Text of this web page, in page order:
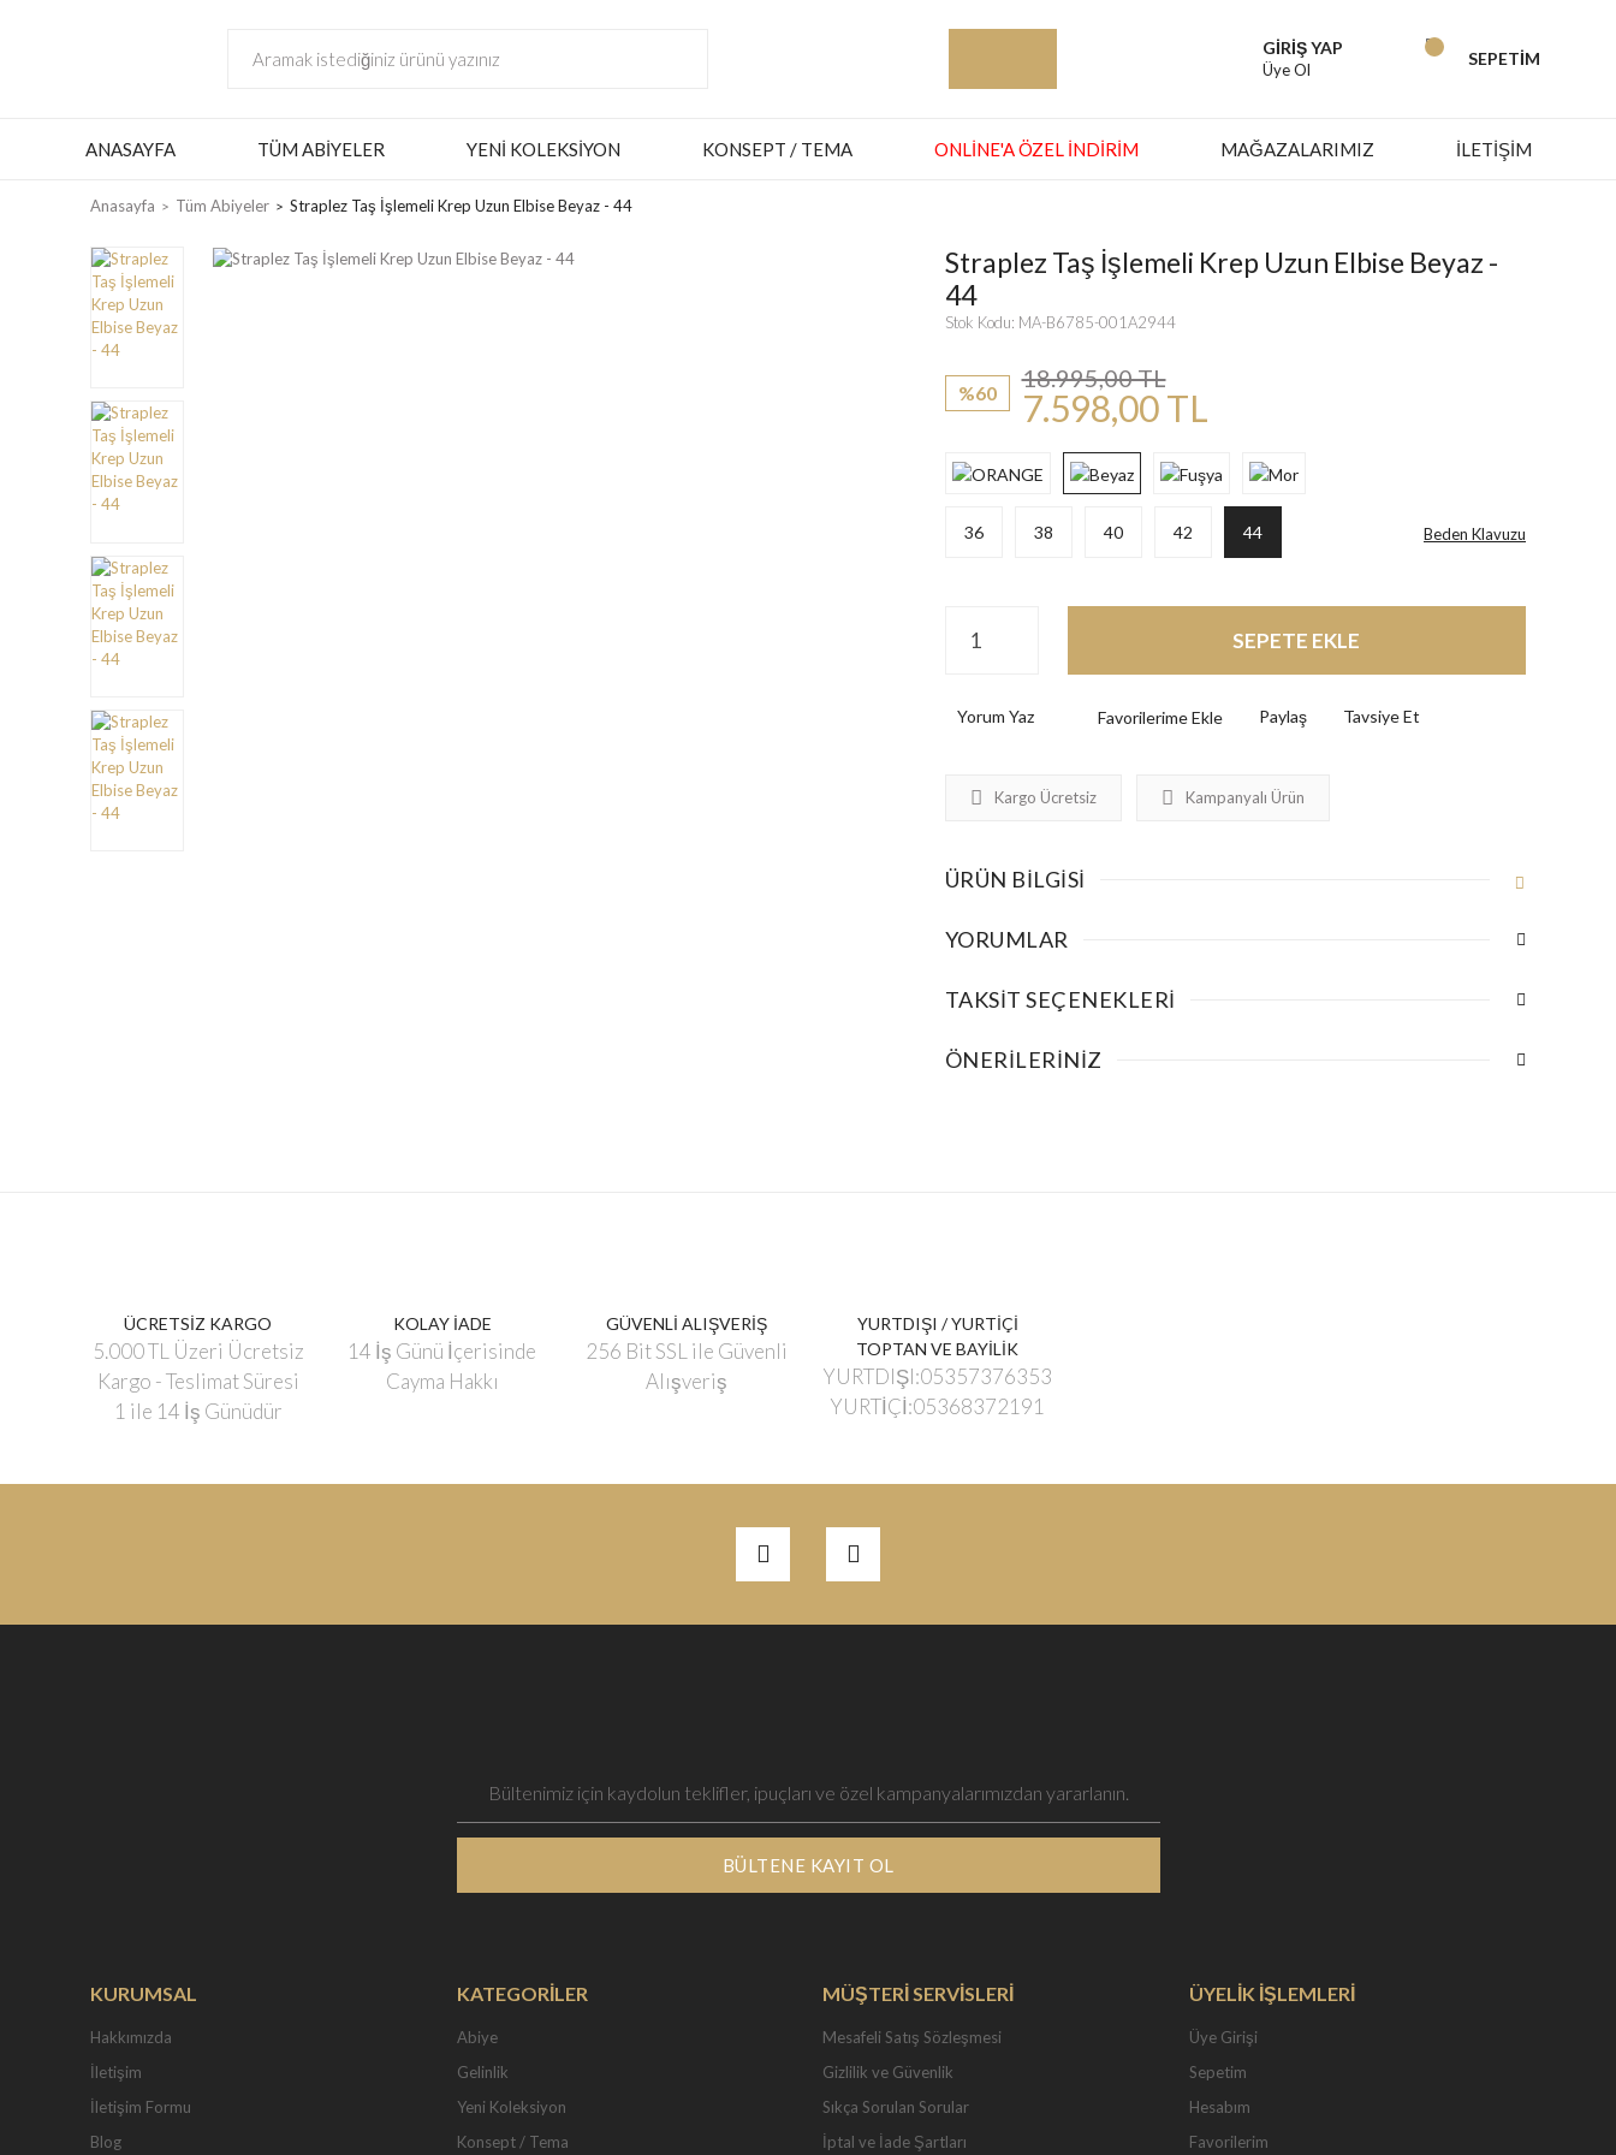
GİRİŞ YAP
Üye Ol
SEPETİM
ANASAYFA TÜM ABIYELER YENI KOLEKSIYON KONSEPT / TEMA ONLINE'A ÖZEL İNDIRIM MAĞAZALARIMIZ İLETİŞİM
Anasayfa Tüm Abiyeler Straplez Taş İşlemeli Krep Uzun Elbise Beyaz - 44
Straplez Taş İşlemeli Krep Uzun Elbise Beyaz -
44
Stok Kodu: MA-B6785-001A2944
%60
18.995,00 TL
7.598,00 TL
36 38 40 42 44 Beden Klavuzu
SEPETE EKLE
Yorum Yaz Paylaş Tavsiye Et
Kargo Ücretsiz Kampanyalı Ürün
ÜRÜN BILGISI
YORUMLAR
TAKSIT SEÇENEKLERI
ÖNERILERINIZ
ÜCRETSİZ KARGO
5.000 TL Üzeri Ücretsiz
Kargo - Teslimat Süresi
1 ile 14 İş Günüdür
KOLAY İADE
14 İş Günü İçerisinde
Cayma Hakkı
GÜVENLİ ALIŞVERİŞ
256 Bit SSL ile Güvenli
Alışveriş
YURTDIŞI / YURTİÇİ
TOPTAN VE BAYİLİK
YURTDIŞI:05357376353
YURTİÇİ:05368372191
BÜLTENE KAYIT OL
KURUMSAL
Hakkımızda
İletişim
İletişim Formu
Blog
KATEGORİLER
Abiye
Gelinlik
Yeni Koleksiyon
Konsept / Tema
MÜŞTERİ SERVİSLERİ
Mesafeli Satış Sözleşmesi
Gizlilik ve Güvenlik
Sıkça Sorulan Sorular
İptal ve İade Şartları
ÜYELİK İŞLEMLERİ
Üye Girişi
Sepetim
Hesabım
Favorilerim